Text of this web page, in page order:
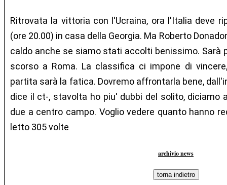
Ritrovata la vittoria con l'Ucraina, ora l'Italia deve
(ore 20.00) in casa della Georgia. Ma Roberto
caldo anche se siamo stati accolti benissimo. Sarà
scorso a Roma. La classifica ci impone di
partita sarà la fatica. Dovremo affrontarla bene,
dice il ct-, stavolta ho piu' dubbi del solito, diciamo
due a centro campo. Voglio vedere quanto hanno
letto 305 volte
archivio news